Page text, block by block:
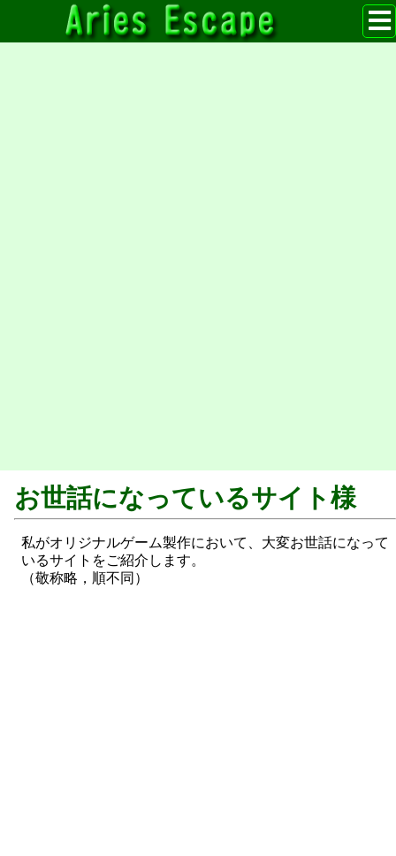
お世話になっているサイト様
私がオリジナルゲーム製作において、大変お世話になって
いるサイトをご紹介します。
（敬称略，順不同）